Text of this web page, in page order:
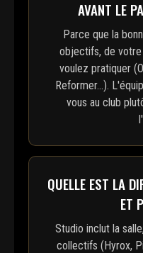
AVANT LE
Parce que la
objectifs, de
voulez pratiquer
Reformer...).
vous au club
QUELLE EST LA
ET
Studio inclut la
collectifs (Hyrox,